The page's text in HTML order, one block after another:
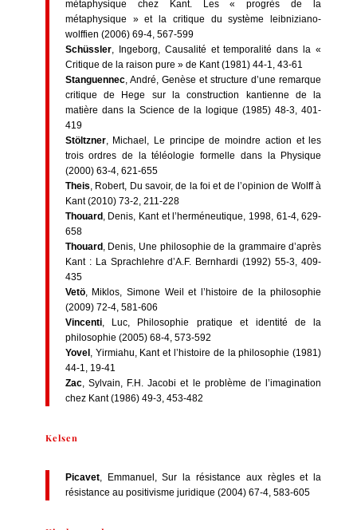
métaphysique chez Kant. Les « progrès de la
métaphysique » et la critique du système leibniziano-
wolffien (2006) 69-4, 567-599
Schüssler, Ingeborg, Causalité et temporalité dans la «
Critique de la raison pure » de Kant (1981) 44-1, 43-61
Stanguennec, André, Genèse et structure d’une remarque
critique de Hege sur la construction kantienne de la
matière dans la Science de la logique (1985) 48-3, 401-
419
Stöltzner, Michael, Le principe de moindre action et les
trois ordres de la téléologie formelle dans la Physique
(2000) 63-4, 621-655
Theis, Robert, Du savoir, de la foi et de l’opinion de Wolff à
Kant (2010) 73-2, 211-228
Thouard , Denis, Kant et l’herméneutique, 1998, 61-4, 629-
658
Thouard , Denis, Une philosophie de la grammaire d’après
Kant : La Sprachlehre d’A.F. Bernhardi (1992) 55-3, 409-
435
Vetö, Miklos, Simone Weil et l’histoire de la philosophie
(2009) 72-4, 581-606
Vincenti, Luc, Philosophie pratique et identité de la
philosophie (2005) 68-4, 573-592
Yovel , Yirmiahu, Kant et l’histoire de la philosophie (1981)
44-1, 19-41
Zac, Sylvain, F.H. Jacobi et le problème de l’imagination
chez Kant (1986) 49-3, 453-482
Kelsen
Picavet, Emmanuel, Sur la résistance aux règles et la
résistance au positivisme juridique (2004) 67-4, 583-605